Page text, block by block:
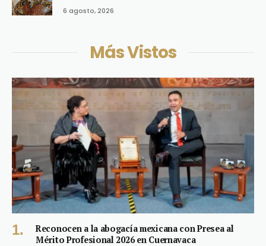
6 agosto, 2026
Más Vistos
Reconocen a la abogacía mexicana con Presea al
Mérito Profesional 2026 en Cuernavaca